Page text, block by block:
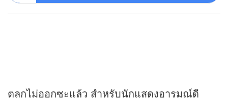
ตลกไม่ออกซะแล้ว สำหรับนักแสดงอารมณ์ดี